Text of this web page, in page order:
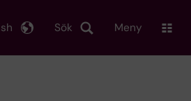
Sök Meny